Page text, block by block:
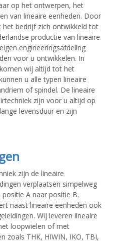
op het ontwerpen, het
van lineaire eenheden. Door
het bedrijf zich ontwikkeld tot
productie van lineaire
engineeringsafdeling
voor u ontwikkelen. In
wij altijd tot het
u alle typen lineaire
of spindel. De lineaire
zijn voor u altijd op
levensduur en zijn
zijn de lineaire
verplaatsen simpelweg
A naar positie B.
naast lineaire eenheden ook
Wij leveren lineaire
loopwielen of met
zoals THK, HIWIN, IKO, TBI,